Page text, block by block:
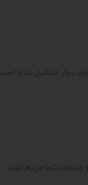
دیگر تشکیل شده است.
خدمات شما مرتبط کنند.